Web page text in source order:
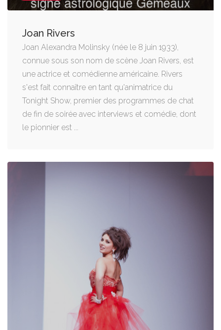
Joan Rivers
Joan Alexandra Molinsky (née le 8 juin 1933),
connue sous son nom de scène Joan Rivers, est
une actrice et comédienne américaine. Rivers
s'est fait connaître en tant qu'animatrice du
Tonight Show, premier des programmes de chat
de fin de soirée avec interviews et comédie, dont
le pionnier est ...